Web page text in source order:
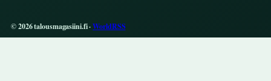
© 2026 talousmagasiini.fi ·WorldRSS